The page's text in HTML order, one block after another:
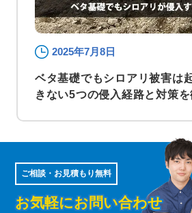
2025年7月8日
ベタ基礎でもシロアリ被害は
きない5つの侵入経路と対策
ご相談・お見積もり無料
お気軽にお問い合わせ